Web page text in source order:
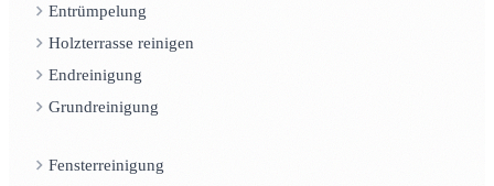
Entrümpelung
Holzterrasse reinigen
Endreinigung
Grundreinigung
Fensterreinigung